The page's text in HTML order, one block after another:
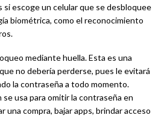
si escoge un celular que se desbloquee
biométrica, como el reconocimiento
mediante huella. Esta es una
no debería perderse, pues le evitará
la contraseña a todo momento.
se usa para omitir la contraseña en
una compra, bajar apps, brindar acceso